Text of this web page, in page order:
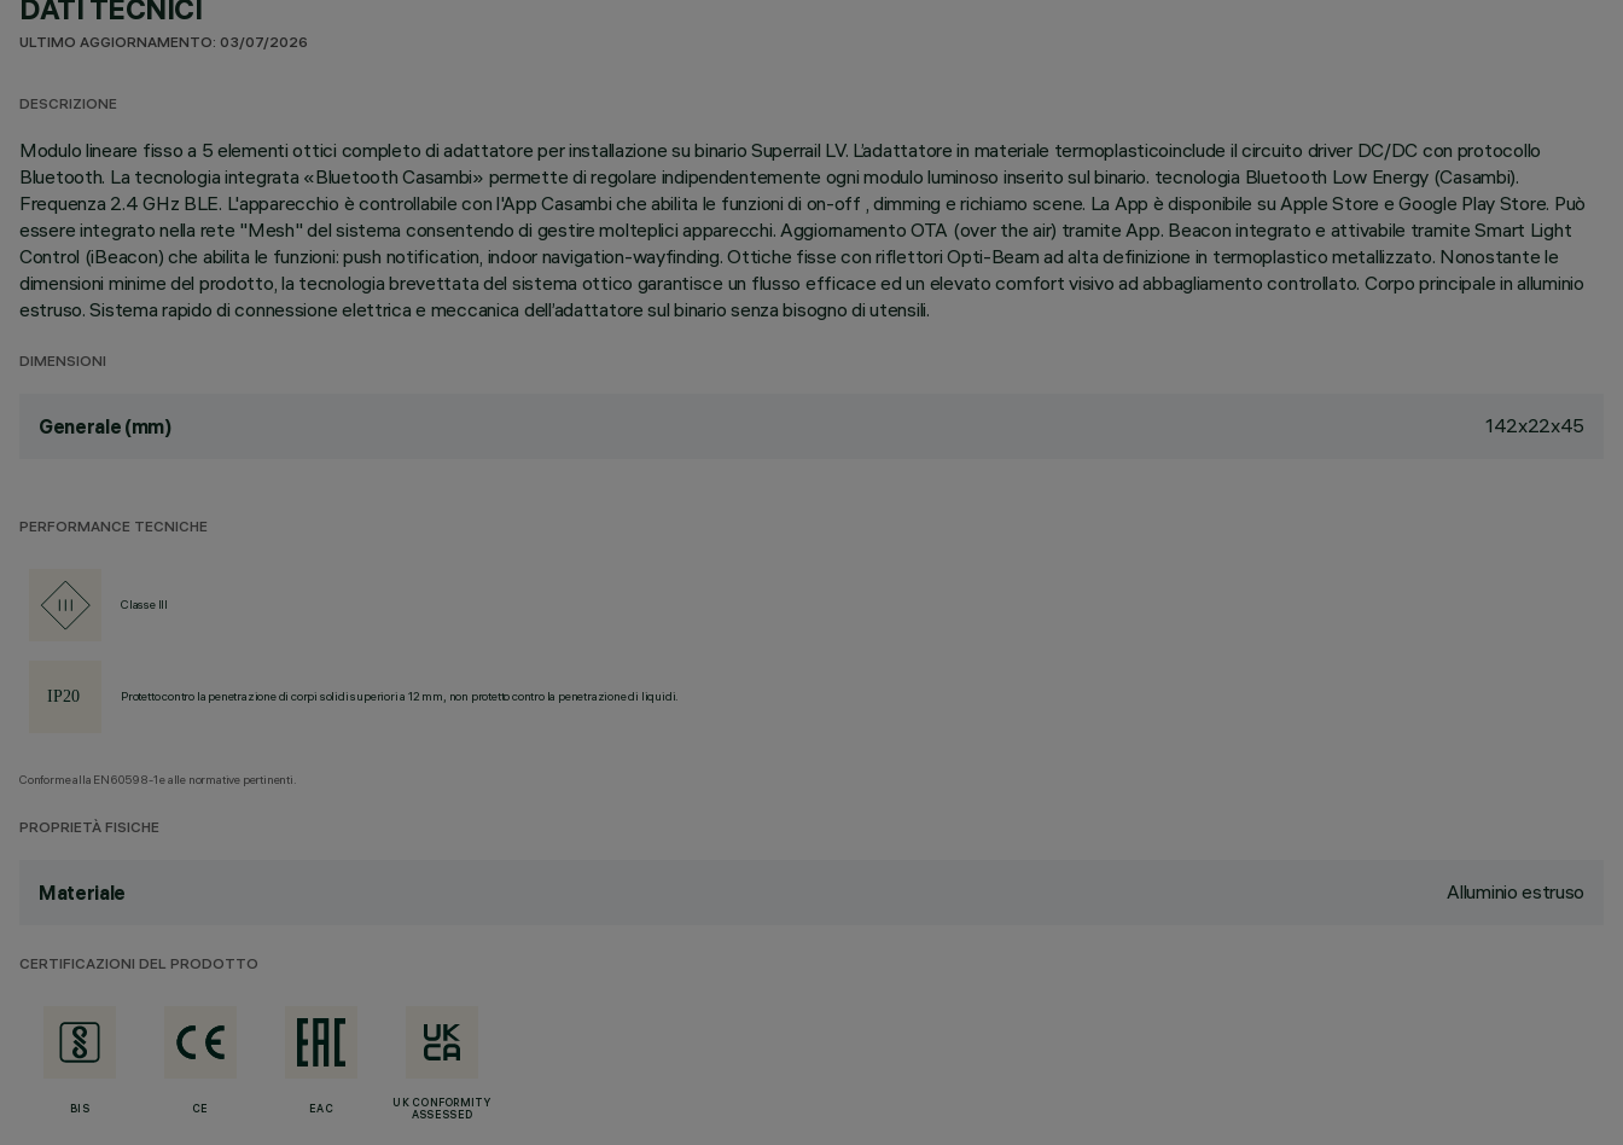
DATI TECNICI
ULTIMO AGGIORNAMENTO: 03/07/2026
DESCRIZIONE
Modulo lineare fisso a 5 elementi ottici completo di adattatore per installazione su binario Superrail LV. L’adattatore in materiale termoplasticoinclude il circuito driver DC/DC con protocollo
Bluetooth. La tecnologia integrata «Bluetooth Casambi» permette di regolare indipendentemente ogni modulo luminoso inserito sul binario. tecnologia Bluetooth Low Energy (Casambi).
Frequenza 2.4 GHz BLE. L'apparecchio è controllabile con l'App Casambi che abilita le funzioni di on-off , dimming e richiamo scene. La App è disponibile su Apple Store e Google Play Store. Può
essere integrato nella rete "Mesh" del sistema consentendo di gestire molteplici apparecchi. Aggiornamento OTA (over the air) tramite App. Beacon integrato e attivabile tramite Smart Light
Control (iBeacon) che abilita le funzioni: push notification, indoor navigation-wayfinding. Ottiche fisse con riflettori Opti-Beam ad alta definizione in termoplastico metallizzato. Nonostante le
dimensioni minime del prodotto, la tecnologia brevettata del sistema ottico garantisce un flusso efficace ed un elevato comfort visivo ad abbagliamento controllato. Corpo principale in alluminio
estruso. Sistema rapido di connessione elettrica e meccanica dell’adattatore sul binario senza bisogno di utensili.
DIMENSIONI
Generale (mm) 142x22x45
PERFORMANCE TECNICHE
Classe III
Protetto contro la penetrazione di corpi solidi superiori a 12 mm, non protetto contro la penetrazione di liquidi.
Conforme alla EN60598-1 e alle normative pertinenti.
PROPRIETÀ FISICHE
Materiale Alluminio estruso
CERTIFICAZIONI DEL PRODOTTO
BIS CE EAC
UK CONFORMITY
ASSESSED